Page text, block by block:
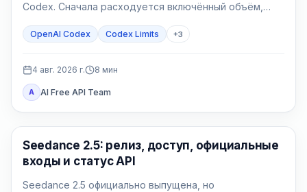
Codex. Сначала расходуется включённый объём,
доступные кредиты.
OpenAI Codex Codex Limits +3
4 авг. 2026 г. 8 мин
A AI Free API Team
AI Video Generation
Seedance 2.5: релиз, доступ, официальные
входы и статус API
Seedance 2.5 официально выпущена, но